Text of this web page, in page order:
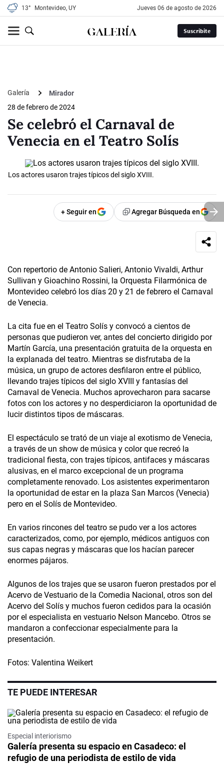
13° Montevideo, UY jueves 06 de agosto de 2026
Suscribite
Galería
Mirador
28 de febrero de 2024
Se celebró el Carnaval de
Venecia en el Teatro Solís
Los actores usaron trajes típicos del siglo XVIII.
+ Seguir en Agregar Búsqueda en
Con repertorio de Antonio Salieri, Antonio Vivaldi, Arthur
Sullivan y Gioachino Rossini, la Orquesta Filarmónica de
Montevideo celebró los días 20 y 21 de febrero el Carnaval
de Venecia.
La cita fue en el Teatro Solís y convocó a cientos de
personas que pudieron ver, antes del concierto dirigido por
Martín García, una presentación gratuita de la orquesta en
la explanada del teatro. Mientras se disfrutaba de la
música, un grupo de actores desfilaron entre el público,
llevando trajes típicos del siglo XVIII y fantasías del
Carnaval de Venecia. Muchos aprovecharon para sacarse
fotos con los actores y no desperdiciaron la oportunidad de
lucir distintos tipos de máscaras.
El espectáculo se trató de un viaje al exotismo de Venecia,
a través de un show de música y color que recreó la
tradicional fiesta, con trajes típicos, antifaces y máscaras
alusivas, en el marco excepcional de un programa
completamente renovado. Los asistentes experimentaron
la oportunidad de estar en la plaza San Marcos (Venecia)
pero en el Solís de Montevideo.
En varios rincones del teatro se pudo ver a los actores
caracterizados, como, por ejemplo­, médicos antiguos con
sus capas negras y máscaras que los hacían parecer
enormes pájaros.
Algunos de los trajes que se usaron fueron prestados por el
Acervo de Vestuario de la Comedia Nacional, otros son del
Acervo del Solís y muchos fueron cedidos para la ocasión
por el especialista en vestuario Nelson Mancebo. Otros se
mandaron a confeccionar especialmente para la
presentación.
Fotos: Valentina Weikert
TE PUEDE INTERESAR
Especial interiorismo
Galería presenta su espacio en Casadeco: el
refugio de una periodista de estilo de vida